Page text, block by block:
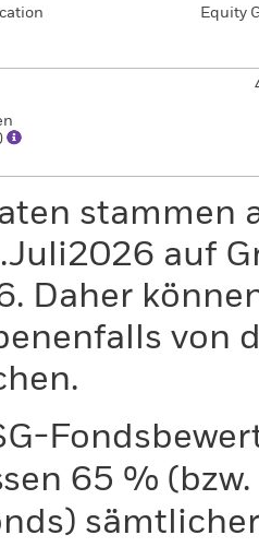
Equity
stammen
auf
Daher
von
65 %